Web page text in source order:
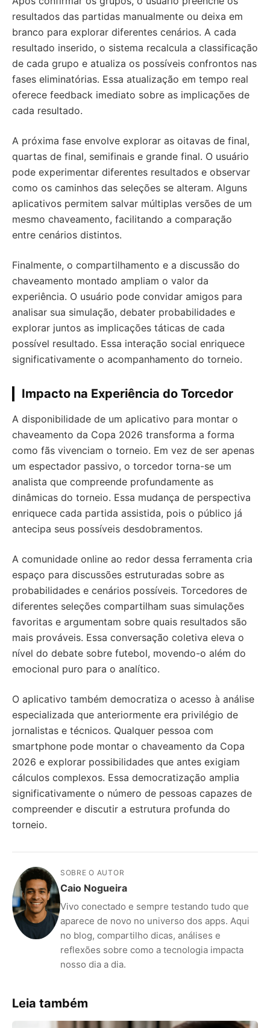
resultados das partidas manualmente ou deixa em
branco para explorar diferentes cenários. A cada
resultado inserido, o sistema recalcula a classificação
de cada grupo e atualiza os possíveis confrontos nas
fases eliminatórias. Essa atualização em tempo real
oferece feedback imediato sobre as implicações de
cada resultado.
A próxima fase envolve explorar as oitavas de final,
quartas de final, semifinais e grande final. O usuário
pode experimentar diferentes resultados e observar
como os caminhos das seleções se alteram. Alguns
aplicativos permitem salvar múltiplas versões de um
mesmo chaveamento, facilitando a comparação
entre cenários distintos.
Finalmente, o compartilhamento e a discussão do
chaveamento montado ampliam o valor da
experiência. O usuário pode convidar amigos para
analisar sua simulação, debater probabilidades e
explorar juntos as implicações táticas de cada
possível resultado. Essa interação social enriquece
significativamente o acompanhamento do torneio.
Impacto na Experiência do Torcedor
A disponibilidade de um aplicativo para montar o
chaveamento da Copa 2026 transforma a forma
como fãs vivenciam o torneio. Em vez de ser apenas
um espectador passivo, o torcedor torna-se um
analista que compreende profundamente as
dinâmicas do torneio. Essa mudança de perspectiva
enriquece cada partida assistida, pois o público já
antecipa seus possíveis desdobramentos.
A comunidade online ao redor dessa ferramenta cria
espaço para discussões estruturadas sobre as
probabilidades e cenários possíveis. Torcedores de
diferentes seleções compartilham suas simulações
favoritas e argumentam sobre quais resultados são
mais prováveis. Essa conversação coletiva eleva o
nível do debate sobre futebol, movendo-o além do
emocional puro para o analítico.
O aplicativo também democratiza o acesso à análise
especializada que anteriormente era privilégio de
jornalistas e técnicos. Qualquer pessoa com
smartphone pode montar o chaveamento da Copa
2026 e explorar possibilidades que antes exigiam
cálculos complexos. Essa democratização amplia
significativamente o número de pessoas capazes de
compreender e discutir a estrutura profunda do
torneio.
SOBRE O AUTOR
Caio Nogueira
Vivo conectado e sempre testando tudo que
aparece de novo no universo dos apps. Aqui
no blog, compartilho dicas, análises e
reflexões sobre como a tecnologia impacta
nosso dia a dia.
Leia também